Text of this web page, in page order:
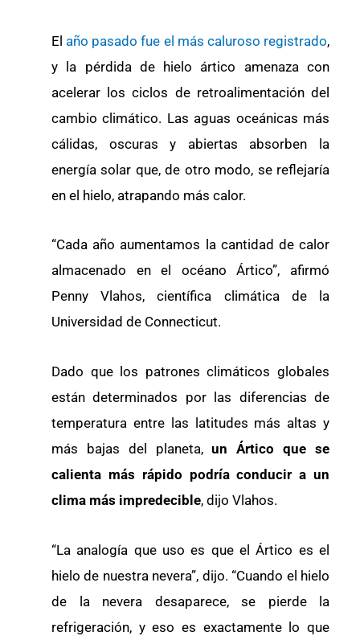
El año pasado fue el más caluroso registrado,
y la pérdida de hielo ártico amenaza con
acelerar los ciclos de retroalimentación del
cambio climático. Las aguas oceánicas más
cálidas, oscuras y abiertas absorben la
energía solar que, de otro modo, se reflejaría
en el hielo, atrapando más calor.
“Cada año aumentamos la cantidad de calor
almacenado en el océano Ártico”, afirmó
Penny Vlahos, científica climática de la
Universidad de Connecticut.
Dado que los patrones climáticos globales
están determinados por las diferencias de
temperatura entre las latitudes más altas y
más bajas del planeta,un Ártico que se
calienta más rápido podría conducir a un
clima más impredecible, dijo Vlahos.
“La analogía que uso es que el Ártico es el
hielo de nuestra nevera”, dijo. “Cuando el hielo
de la nevera desaparece, se pierde la
refrigeración, y eso es exactamente lo que